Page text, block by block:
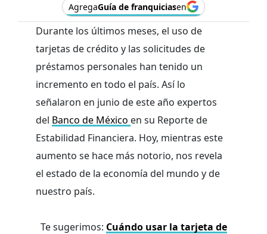
AgregaGuía de franquiciasen
Durante los últimos meses, el uso de
tarjetas de crédito y las solicitudes de
préstamos personales han tenido un
incremento en todo el país. Así lo
señalaron en junio de este año expertos
del Banco de México en su Reporte de
Estabilidad Financiera. Hoy, mientras este
aumento se hace más notorio, nos revela
el estado de la economía del mundo y de
nuestro país.
Te sugerimos: Cuándo usar la tarjeta de